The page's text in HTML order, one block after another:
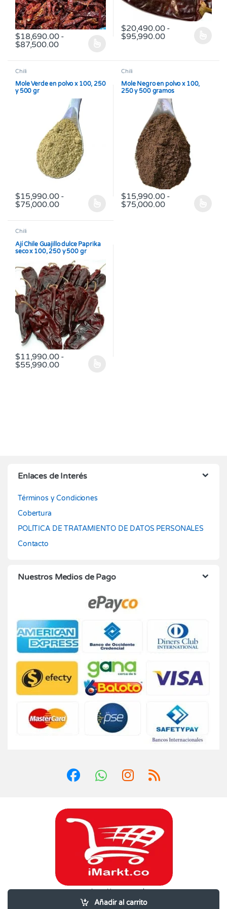
Añadir al carrito
$18,690.00 -
$87,500.00Rango de precios: desde $18,690.00 hasta
Este producto tiene múltiples variantes. Las opciones se
$20,490.00 -
$95,990.00Rango de
Este producto tiene múltiples
Chili
Mole Verde en polvo x 100, 250
y 500 gr
$15,990.00 -
$75,000.00Rango de precios: desde $15,990.00 hasta
Este producto tiene múltiples variantes. Las opciones se
Chili
Mole Negro en polvo x 100,
250 y 500 gramos
$15,990.00 -
$75,000.00Rango de
Este producto tiene múltiples
Chili
Ají Chile Guajillo dulce Paprika
seco x 100, 250 y 500 gr
$11,990.00 -
$55,990.00Rango de precios: desde $11,990.00 hasta
Este producto tiene múltiples variantes. Las opciones se
Enlaces de Interés
Términos y Condiciones
Cobertura
POLÍTICA DE TRATAMIENTO DE DATOS PERSONALES
Contacto
Nuestros Medios de Pago
¿Dudas? Llámanos 24/7!
3202600995